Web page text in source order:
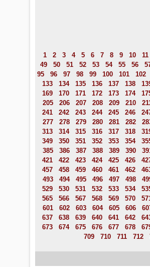
1 2 3 4 5 6 7 8 9 10 11
49
50 51 52 53 54 55 56
95
96 97 98 99 100 101 102
133
134 135 136 137 138
169
170 171 172 173 174
205
206 207 208 209 210
241
242 243 244 245 246
277
278 279 280 281 282
313
314 315 316 317 318
349
350 351 352 353 354
385
386 387 388 389 390
421
422 423 424 425 426
457
458 459 460 461 462
493
494 495 496 497 498
529
530 531 532 533 534
565
566 567 568 569 570
601
602 603 604 605 606
637
638 639 640 641 642
673
674 675 676 677 678
709
710 711 712